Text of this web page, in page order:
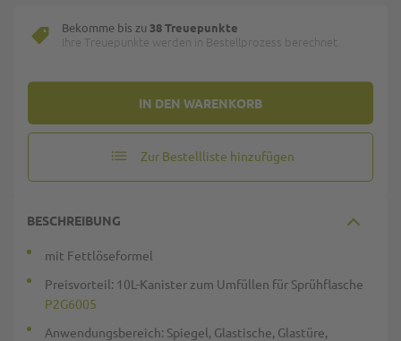
IN DEN WARENKORB
Bekomme bis zu 38 Treuepunkte
Ihre Treuepunkte werden in Bestellprozess berechnet.
Zur Bestellliste hinzufügen
BESCHREIBUNG
mit Fettlöseformel
Preisvorteil: 10L-Kanister zum Umfüllen für Sprühflasche
P2G6005
Anwendungsbereich: Spiegel, Glastische, Glastüre,